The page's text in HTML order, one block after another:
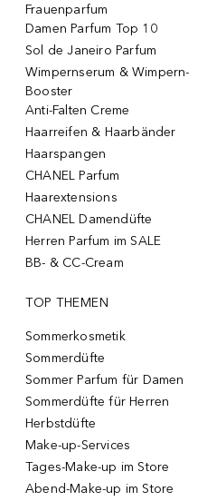
Frauenparfum
Damen Parfum Top 10
Sol de Janeiro Parfum
Wimpernserum & Wimpern-
Booster
Anti-Falten Creme
Haarreifen & Haarbänder
Haarspangen
CHANEL Parfum
Haarextensions
CHANEL Damendüfte
Herren Parfum im SALE
BB- & CC-Cream
TOP THEMEN
Sommerkosmetik
Sommerdüfte
Sommer Parfum für Damen
Sommerdüfte für Herren
Herbstdüfte
Make-up-Services
Tages-Make-up im Store
Abend-Make-up im Store